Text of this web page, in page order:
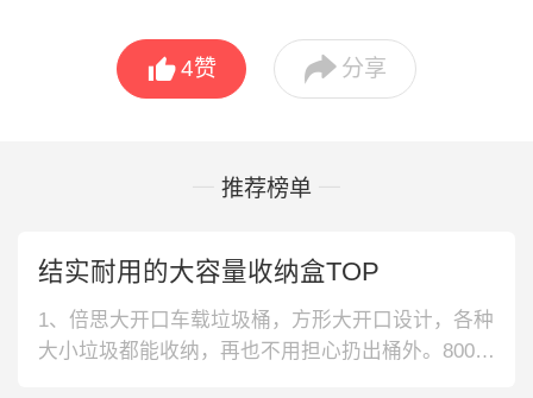
4赞  分享
推荐榜单
结实耐用的大容量收纳盒TOP
1、倍思大开口车载垃圾桶，方形大开口设计，各种
大小垃圾都能收纳，再也不用担心扔出桶外。800M